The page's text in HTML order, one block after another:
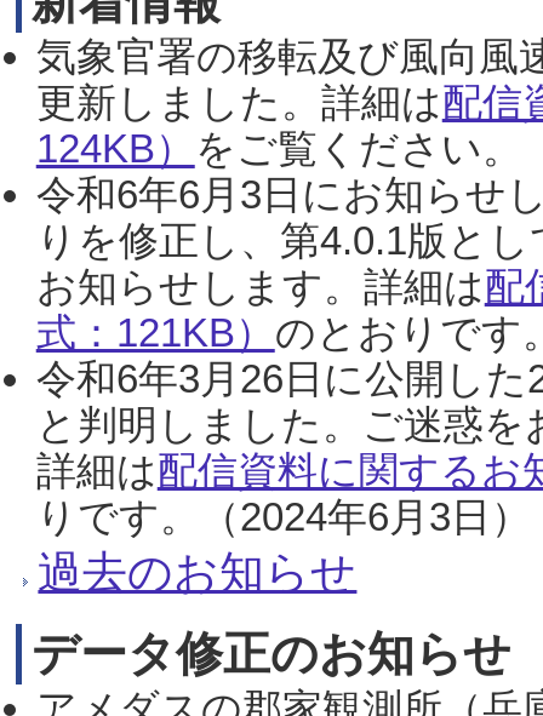
気象官署の移転及び風向風
更新しました。詳細は配信
124KB） をご覧ください。
令和6年6月3日にお知らせ
りを修正し、第4.0.1版と
お知らせします。詳細は配
式：121KB） のとおりです
令和6年3月26日に公開し
と判明しました。ご迷惑
詳細は配信資料に関するお
りです。（2024年6月3日）
過去のお知らせ
データ修正のお知らせ